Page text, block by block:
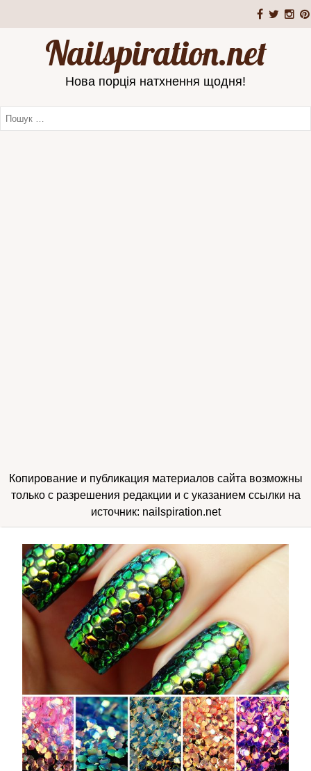
Nailspiration.net
Нова порція натхнення щодня!
Копирование и публикация материалов сайта возможны
только с разрешения редакции и с указанием ссылки на
источник: nailspiration.net